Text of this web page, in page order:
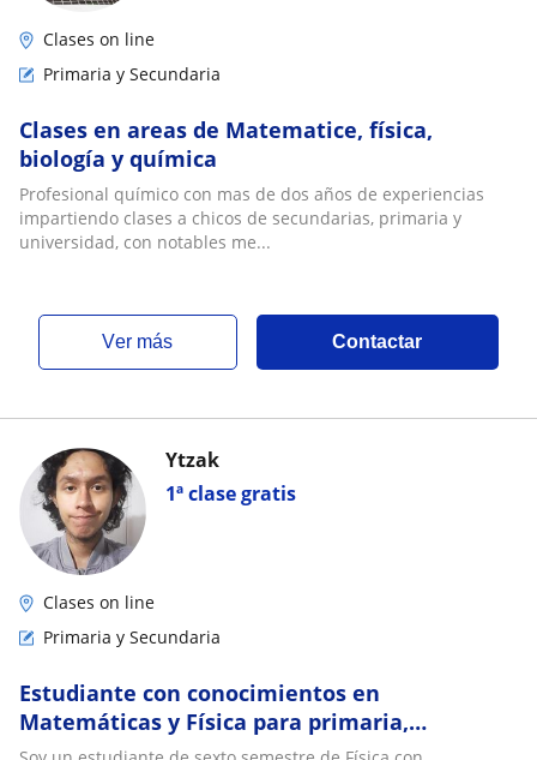
Clases on line
Primaria y Secundaria
Clases en areas de Matematice, física,
biología y química
Profesional químico con mas de dos años de experiencias
impartiendo clases a chicos de secundarias, primaria y
universidad, con notables me...
ver más Contactar
1ª clase gratis
Ytzak
Clases on line
Primaria y Secundaria
Estudiante con conocimientos en
Matemáticas y Física para primaria,
secundaria y primeros semestres de